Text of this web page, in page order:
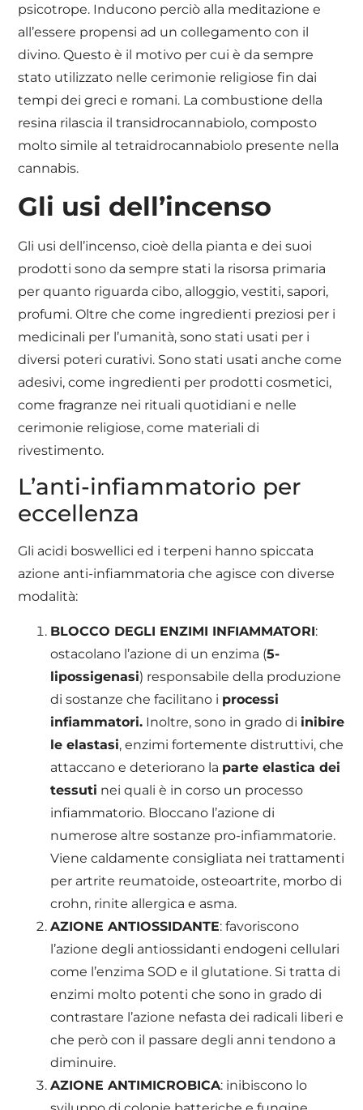
psicotrope. Inducono perciò alla meditazione e
all’essere propensi ad un collegamento con il
divino. Questo è il motivo per cui è da sempre
stato utilizzato nelle cerimonie religiose fin dai
tempi dei greci e romani. La combustione della
resina rilascia il transidrocannabiolo, composto
molto simile al tetraidrocannabiolo presente nella
cannabis.
Gli usi dell’incenso
Gli usi dell’incenso, cioè della pianta e dei suoi
prodotti sono da sempre stati la risorsa primaria
per quanto riguarda cibo, alloggio, vestiti, sapori,
profumi. Oltre che come ingredienti preziosi per i
medicinali per l’umanità, sono stati usati per i
diversi poteri curativi. Sono stati usati anche come
adesivi, come ingredienti per prodotti cosmetici,
come fragranze nei rituali quotidiani e nelle
cerimonie religiose, come materiali di
rivestimento.
L’anti-infiammatorio per
eccellenza
Gli acidi boswellici ed i terpeni hanno spiccata
azione anti-infiammatoria che agisce con diverse
modalità:
BLOCCO DEGLI ENZIMI INFIAMMATORI:
ostacolano l’azione di un enzima (5-
lipossigenasi) responsabile della produzione
di sostanze che facilitano i processi
infiammatori. Inoltre, sono in grado di inibire
le elastasi, enzimi fortemente distruttivi, che
attaccano e deteriorano la parte elastica dei
tessuti nei quali è in corso un processo
infiammatorio. Bloccano l’azione di
numerose altre sostanze pro-infiammatorie.
Viene caldamente consigliata nei trattamenti
per artrite reumatoide, osteoartrite, morbo di
crohn, rinite allergica e asma.
AZIONE ANTIOSSIDANTE: favoriscono
l’azione degli antiossidanti endogeni cellulari
come l’enzima SOD e il glutatione. Si tratta di
enzimi molto potenti che sono in grado di
contrastare l’azione nefasta dei radicali liberi e
che però con il passare degli anni tendono a
diminuire.
AZIONE ANTIMICROBICA: inibiscono lo